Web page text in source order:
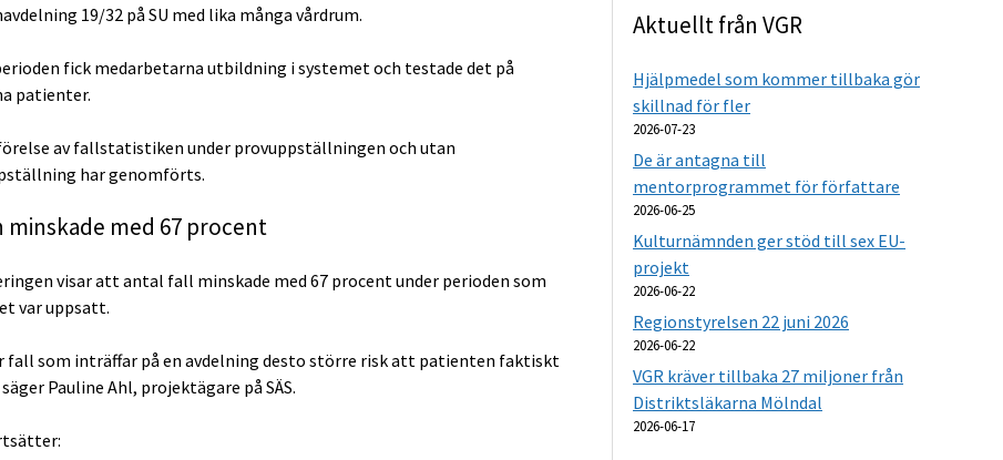
19/32 på SU med lika många vårdrum.
fick medarbetarna utbildning i systemet och testade det på
patienter.
av fallstatistiken under provuppställningen och utan
har genomförts.
minskade med 67 procent
visar att antal fall minskade med 67 procent under perioden som
var uppsatt.
fall som inträffar på en avdelning desto större risk att patienten faktiskt
Pauline Ahl, projektägare på SÄS.
Aktuellt från VGR
Hjälpmedel som kommer tillbaka gör
skillnad för fler
2026-07-23
De är antagna till
mentorprogrammet för författare
2026-06-25
Kulturnämnden ger stöd till sex EU-
projekt
2026-06-22
Regionstyrelsen 22 juni 2026
2026-06-22
VGR kräver tillbaka 27 miljoner från
Distriktsläkarna Mölndal
2026-06-17